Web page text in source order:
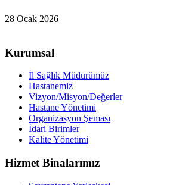
28 Ocak 2026
Kurumsal
İl Sağlık Müdürümüz
Hastanemiz
Vizyon/Misyon/Değerler
Hastane Yönetimi
Organizasyon Şeması
İdari Birimler
Kalite Yönetimi
Hizmet Binalarımız